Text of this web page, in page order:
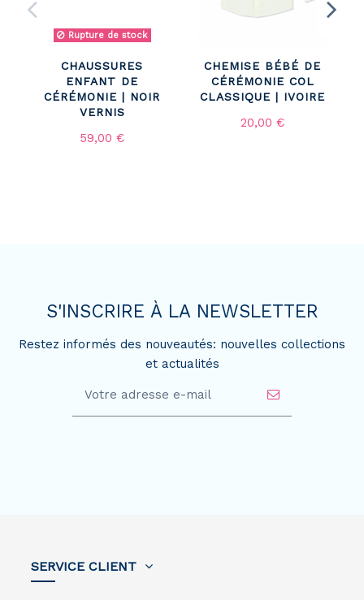
Rupture de stock
CHAUSSURES
ENFANT DE
CÉRÉMONIE | NOIR
VERNIS
59,00 €
CHEMISE BÉBÉ DE
CÉRÉMONIE COL
CLASSIQUE | IVOIRE
20,00 €
S'INSCRIRE À LA NEWSLETTER
Restez informés des nouveautés: nouvelles collections
et actualités
SERVICE CLIENT